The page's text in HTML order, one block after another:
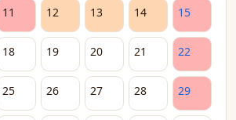
11 12 13 14 15
18 19 20 21 22
25 26 27 28 29